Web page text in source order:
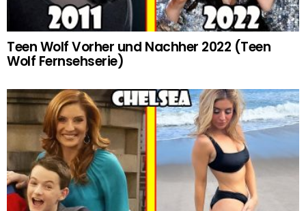
Teen Wolf Vorher und Nachher 2022 (Teen
Wolf Fernsehserie)